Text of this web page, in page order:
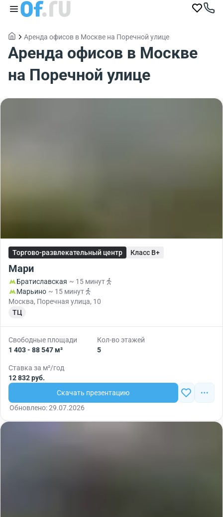
Аренда офисов в Москве на Поречной улице
Аренда офисов в Москве
на Поречной улице
Торгово-развлекательный центр Класс B+
Мари
Братиславская ~ 15 минут
Марьино ~ 15 минут
Москва, Поречная улица, 10
ТЦ
Свободные площади
1 403 - 88 547 м²
Кол-во этажей
5
Ставка за м²/год
12 832 руб.
Скачать презентацию
Обновлено: 29.07.2026